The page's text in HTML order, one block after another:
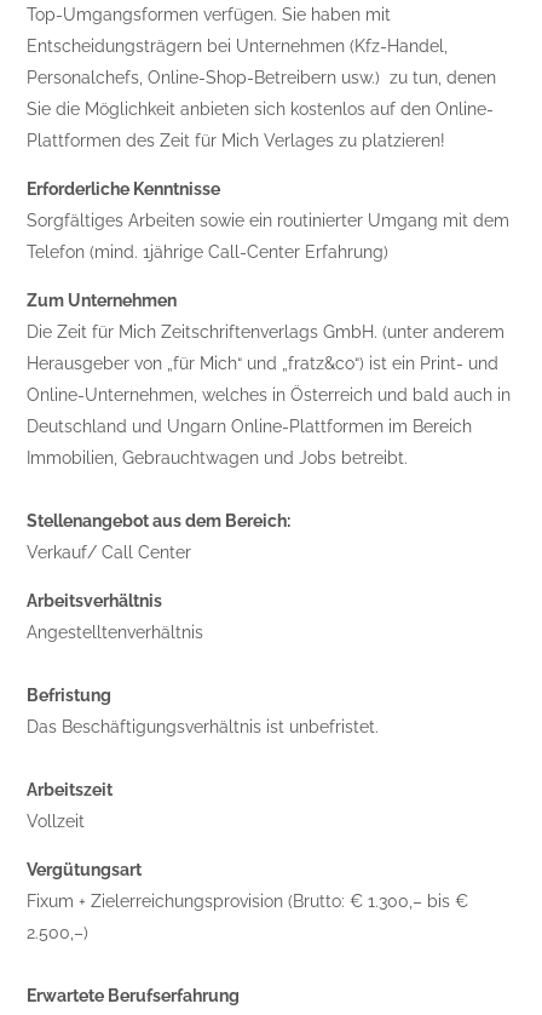
Top-Umgangsformen verfügen. Sie haben mit
Entscheidungsträgern bei Unternehmen (Kfz-Handel,
Personalchefs, Online-Shop-Betreibern usw.) zu tun, denen
Sie die Möglichkeit anbieten sich kostenlos auf den Online-
Plattformen des Zeit für Mich Verlages zu platzieren!
Erforderliche Kenntnisse
Sorgfältiges Arbeiten sowie ein routinierter Umgang mit dem
Telefon (mind. 1jährige Call-Center Erfahrung)
Zum Unternehmen
Die Zeit für Mich Zeitschriftenverlags GmbH. (unter anderem
Herausgeber von „für Mich“ und „fratz&co“) ist ein Print- und
Online-Unternehmen, welches in Österreich und bald auch in
Deutschland und Ungarn Online-Plattformen im Bereich
Immobilien, Gebrauchtwagen und Jobs betreibt.
Stellenangebot aus dem Bereich:
Verkauf/ Call Center
Arbeitsverhältnis
Angestelltenverhältnis
Befristung
Das Beschäftigungsverhältnis ist unbefristet.
Arbeitszeit
Vollzeit
Vergütungsart
Fixum + Zielerreichungsprovision (Brutto: € 1.300,– bis €
2.500,–)
Erwartete Berufserfahrung